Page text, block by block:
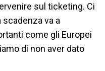
sul ticketing. Ci
scadenza va a
come gli Europei
di non aver dato